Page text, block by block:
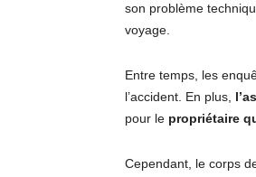
son problème
voyage.
Entre temps, les
l’accident. En plus,
pour le propriétaire
Cependant, le corps